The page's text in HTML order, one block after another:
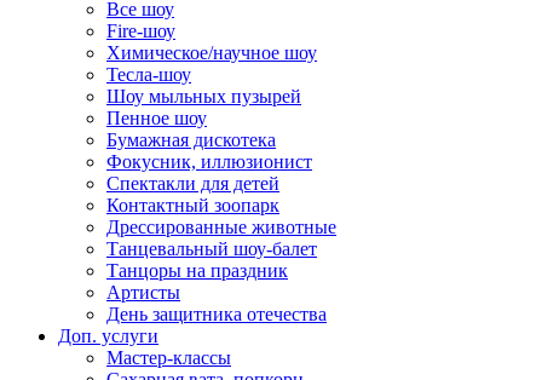
Все шоу
Fire-шоу
Химическое/научное шоу
Тесла-шоу
Шоу мыльных пузырей
Пенное шоу
Бумажная дискотека
Фокусник, иллюзионист
Спектакли для детей
Контактный зоопарк
Дрессированные животные
Танцевальный шоу-балет
Танцоры на праздник
Артисты
День защитника отечества
Доп. услуги
Мастер-классы